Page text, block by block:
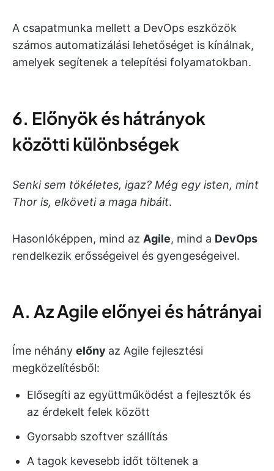
A csapatmunka mellett a DevOps eszközök
számos automatizálási lehetőséget is kínálnak,
amelyek segítenek a telepítési folyamatokban.
6. Előnyök és hátrányok
közötti különbségek
Senki sem tökéletes, igaz? Még egy isten, mint
Thor is, elköveti a maga hibáit.
Hasonlóképpen, mind az Agile, mind a DevOps
rendelkezik erősségeivel és gyengeségeivel.
A. Az Agile előnyei és hátrányai
Íme néhány előny az Agile fejlesztési
megközelítésből:
Elősegíti az együttműködést a fejlesztők és
az érdekelt felek között
Gyorsabb szoftver szállítás
A tagok kevesebb időt töltenek a